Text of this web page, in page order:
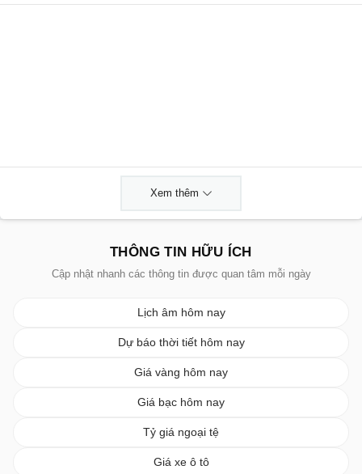
Xem thêm
THÔNG TIN HỮU ÍCH
Cập nhật nhanh các thông tin được quan tâm mỗi ngày
Lịch âm hôm nay
Dự báo thời tiết hôm nay
Giá vàng hôm nay
Giá bạc hôm nay
Tỷ giá ngoại tệ
Giá xe ô tô